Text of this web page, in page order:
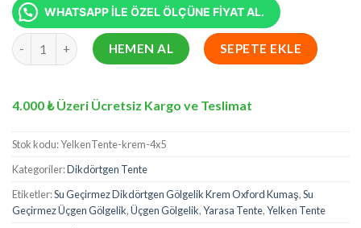
WHATSAPP İLE ÖZEL ÖLÇÜNE FİYAT AL.
Su Geçirmez Dikdörtgen Gölgelik Krem Oxford Kumaş, Yarasa
HEMEN AL SEPETE EKLE
4.000 ₺ Üzeri Ücretsiz Kargo ve Teslimat
Stok kodu:YelkenTente-krem-4x5
Kategoriler:Dikdörtgen Tente
Etiketler:Su Geçirmez Dikdörtgen Gölgelik Krem Oxford Kumaş,Su
Geçirmez Üçgen Gölgelik,Üçgen Gölgelik,Yarasa Tente,Yelken Tente